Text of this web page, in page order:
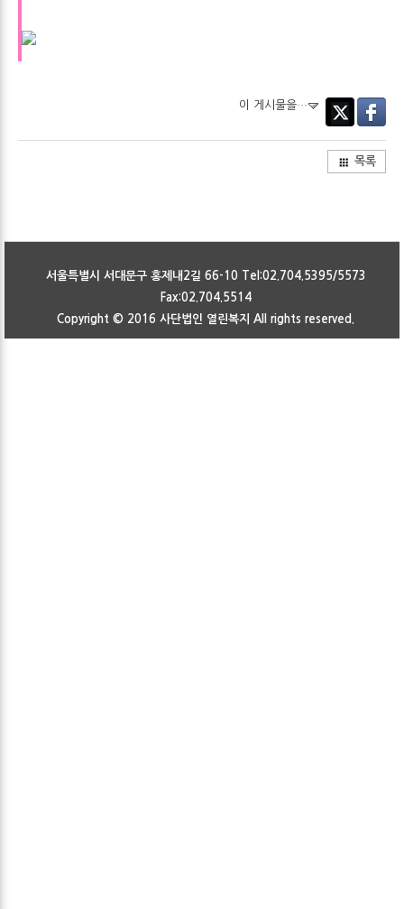
이 게시물을…
Twitter
목록
서울특별시 서대문구 홍제내2길 66-10 Tel:02.704.5395/5573
Fax:02.704.5514
Copyright © 2016 사단법인 열린복지 All rights reserved.